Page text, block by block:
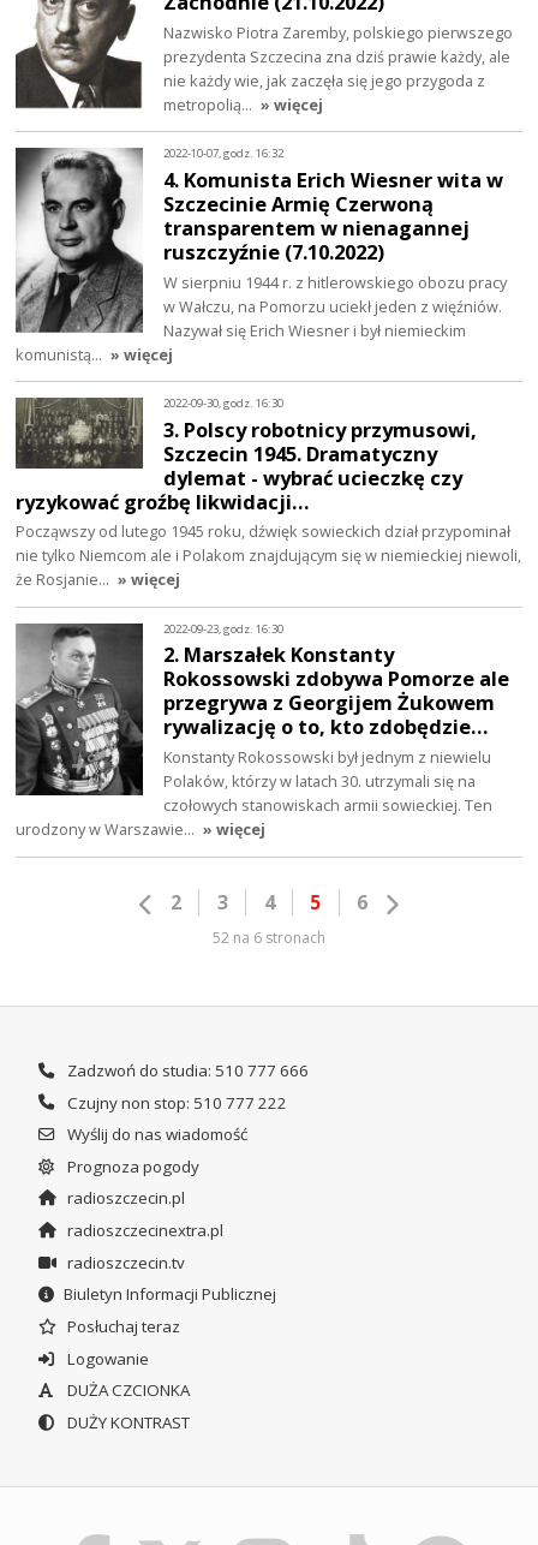
Nazwisko Piotra Zaremby, polskiego pierwszego
prezydenta Szczecina zna dziś prawie każdy, ale
nie każdy wie, jak zaczęła się jego przygoda z
metropolią… » więcej
2022-10-07, godz. 16:32
4. Komunista Erich Wiesner wita w
Szczecinie Armię Czerwoną
transparentem w nienagannej
ruszczyźnie (7.10.2022)
W sierpniu 1944 r. z hitlerowskiego obozu pracy
w Wałczu, na Pomorzu uciekł jeden z więźniów.
Nazywał się Erich Wiesner i był niemieckim
komunistą… » więcej
2022-09-30, godz. 16:30
3. Polscy robotnicy przymusowi,
Szczecin 1945. Dramatyczny
dylemat - wybrać ucieczkę czy
ryzykować groźbę likwidacji…
Począwszy od lutego 1945 roku, dźwięk sowieckich dział przypominał
nie tylko Niemcom ale i Polakom znajdującym się w niemieckiej niewoli,
że Rosjanie… » więcej
2022-09-23, godz. 16:30
2. Marszałek Konstanty
Rokossowski zdobywa Pomorze ale
przegrywa z Georgijem Żukowem
rywalizację o to, kto zdobędzie…
Konstanty Rokossowski był jednym z niewielu
Polaków, którzy w latach 30. utrzymali się na
czołowych stanowiskach armii sowieckiej. Ten
urodzony w Warszawie… » więcej
2 3 4 5 6
52 na 6 stronach
Zadzwoń do studia: 510 777 666
Czujny non stop: 510 777 222
Wyślij do nas wiadomość
Prognoza pogody
radioszczecin.pl
radioszczecinextra.pl
radioszczecin.tv
Biuletyn Informacji Publicznej
Posłuchaj teraz
Logowanie
DUŻA CZCIONKA
DUŻY KONTRAST